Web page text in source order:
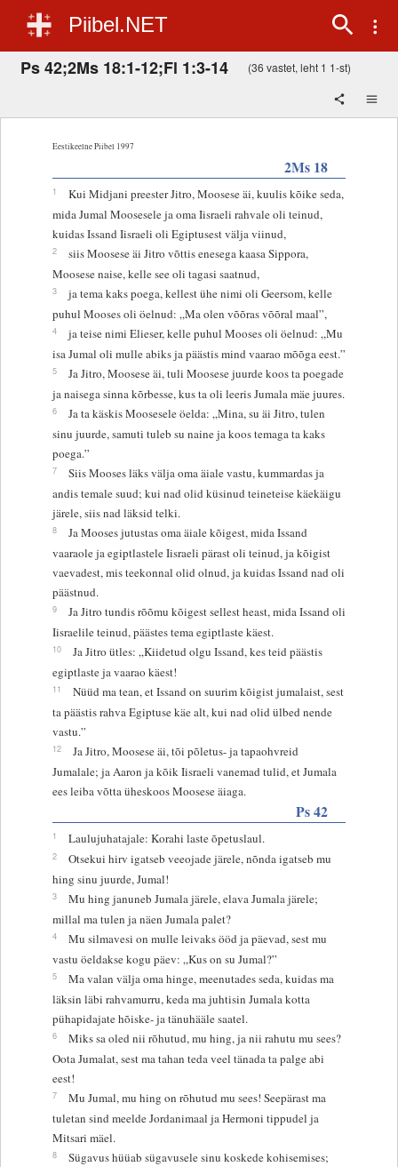
Piibel.NET
Ps 42;2Ms 18:1-12;Fl 1:3-14 (36 vastet, leht 1 1-st)
Eestikeelne Piibel 1997
2Ms 18
1
Kui Midjani preester Jitro, Moosese äi, kuulis kõike seda,
mida Jumal Moosesele ja oma Iisraeli rahvale oli teinud,
kuidas Issand Iisraeli oli Egiptusest välja viinud,
2
siis Moosese äi Jitro võttis enesega kaasa Sippora,
Moosese naise, kelle see oli tagasi saatnud,
3
ja tema kaks poega, kellest ühe nimi oli Geersom, kelle
puhul Mooses oli öelnud: „Ma olen võõras võõral maal”,
4
ja teise nimi Elieser, kelle puhul Mooses oli öelnud: „Mu
isa Jumal oli mulle abiks ja päästis mind vaarao mõõga eest.”
5
Ja Jitro, Moosese äi, tuli Moosese juurde koos ta poegade
ja naisega sinna kõrbesse, kus ta oli leeris Jumala mäe juures.
6
Ja ta käskis Moosesele öelda: „Mina, su äi Jitro, tulen
sinu juurde, samuti tuleb su naine ja koos temaga ta kaks
poega.”
7
Siis Mooses läks välja oma äiale vastu, kummardas ja
andis temale suud; kui nad olid küsinud teineteise käekäigu
järele, siis nad läksid telki.
8
Ja Mooses jutustas oma äiale kõigest, mida Issand
vaaraole ja egiptlastele Iisraeli pärast oli teinud, ja kõigist
vaevadest, mis teekonnal olid olnud, ja kuidas Issand nad oli
päästnud.
9
Ja Jitro tundis rõõmu kõigest sellest heast, mida Issand oli
Iisraelile teinud, päästes tema egiptlaste käest.
10
Ja Jitro ütles: „Kiidetud olgu Issand, kes teid päästis
egiptlaste ja vaarao käest!
11
Nüüd ma tean, et Issand on suurim kõigist jumalaist, sest
ta päästis rahva Egiptuse käe alt, kui nad olid ülbed nende
vastu.”
12
Ja Jitro, Moosese äi, tõi põletus- ja tapaohvreid
Jumalale; ja Aaron ja kõik Iisraeli vanemad tulid, et Jumala
ees leiba võtta üheskoos Moosese äiaga.
Ps 42
1 Laulujuhatajale: Korahi laste õpetuslaul.
2
Otsekui hirv igatseb veeojade järele, nõnda igatseb mu
hing sinu juurde, Jumal!
3
Mu hing januneb Jumala järele, elava Jumala järele;
millal ma tulen ja näen Jumala palet?
4
Mu silmavesi on mulle leivaks ööd ja päevad, sest mu
vastu öeldakse kogu päev: „Kus on su Jumal?”
5
Ma valan välja oma hinge, meenutades seda, kuidas ma
läksin läbi rahvamurru, keda ma juhtisin Jumala kotta
pühapidajate hõiske- ja tänuhääle saatel.
6
Miks sa oled nii rõhutud, mu hing, ja nii rahutu mu sees?
Oota Jumalat, sest ma tahan teda veel tänada ta palge abi
eest!
7
Mu Jumal, mu hing on rõhutud mu sees! Seepärast ma
tuletan sind meelde Jordanimaal ja Hermoni tippudel ja
Mitsari mäel.
8
Sügavus hüüab sügavusele sinu koskede kohisemises;